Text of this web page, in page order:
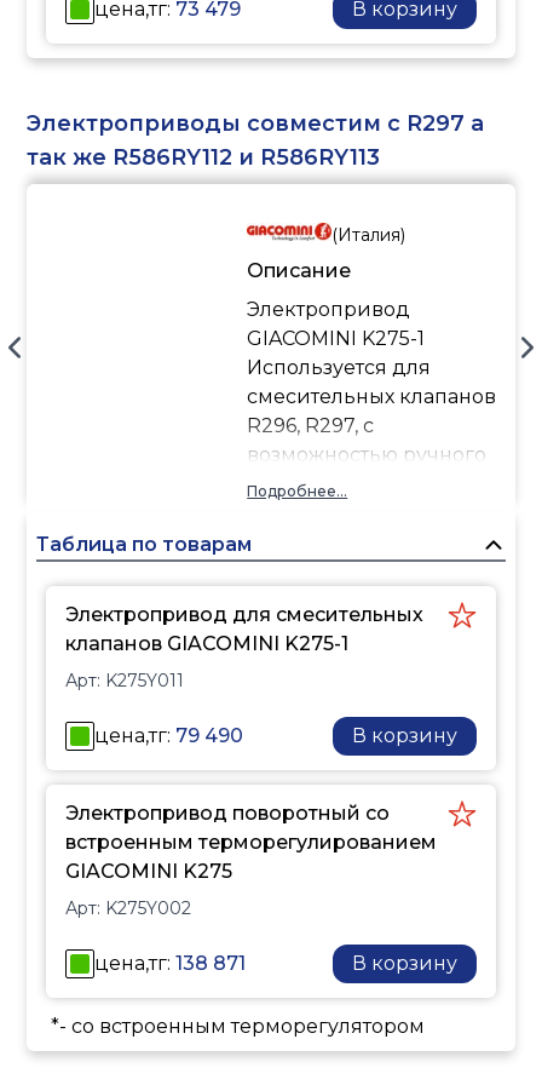
цена,тг: 73 479 В корзину
Электроприводы совместим с R297 а
так же R586RY112 и R586RY113
(Италия)
Описание
Электропривод
GIACOMINI K275-1
Используется для
смесительных клапанов
R296, R297, с
возможностью ручного
управления.
трёхпозиционный
регулирования
температуры воды в
R296 и R297. Он может
быть установлен как на
новые смесительные
клапаны, так и на уже
существующие системы
поддержания заданной
температуры воды,
которая подается на
выходе из
Подробнее...
Таблица по товарам
Электропривод для смесительных
клапанов GIACOMINI K275-1
Арт: K275Y011
цена,тг: 79 490 В корзину
Электропривод поворотный со
встроенным терморегулированием
GIACOMINI K275
Арт: K275Y002
цена,тг:138 871 В корзину
*- со встроенным терморегулятором